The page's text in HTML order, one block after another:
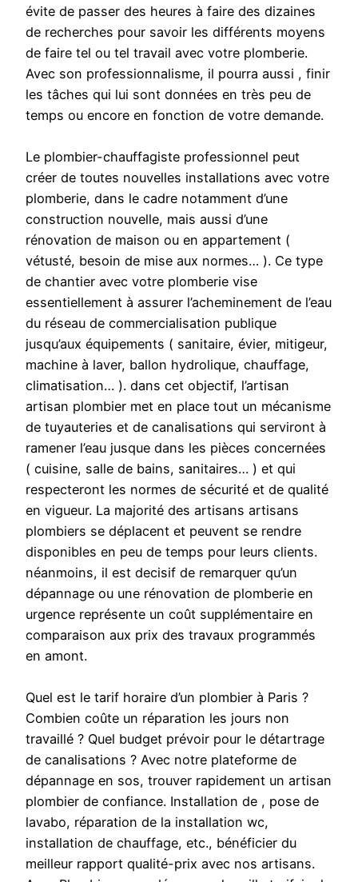
évite de passer des heures à faire des dizaines
de recherches pour savoir les différents moyens
de faire tel ou tel travail avec votre plomberie.
Avec son professionnalisme, il pourra aussi , finir
les tâches qui lui sont données en très peu de
temps ou encore en fonction de votre demande.
Le plombier-chauffagiste professionnel peut
créer de toutes nouvelles installations avec votre
plomberie, dans le cadre notamment d’une
construction nouvelle, mais aussi d’une
rénovation de maison ou en appartement (
vétusté, besoin de mise aux normes… ). Ce type
de chantier avec votre plomberie vise
essentiellement à assurer l’acheminement de l’eau
du réseau de commercialisation publique
jusqu’aux équipements ( sanitaire, évier, mitigeur,
machine à laver, ballon hydrolique, chauffage,
climatisation… ). dans cet objectif, l’artisan
artisan plombier met en place tout un mécanisme
de tuyauteries et de canalisations qui serviront à
ramener l’eau jusque dans les pièces concernées
( cuisine, salle de bains, sanitaires… ) et qui
respecteront les normes de sécurité et de qualité
en vigueur. La majorité des artisans artisans
plombiers se déplacent et peuvent se rendre
disponibles en peu de temps pour leurs clients.
néanmoins, il est decisif de remarquer qu’un
dépannage ou une rénovation de plomberie en
urgence représente un coût supplémentaire en
comparaison aux prix des travaux programmés
en amont.
Quel est le tarif horaire d’un plombier à Paris ?
Combien coûte un réparation les jours non
travaillé ? Quel budget prévoir pour le détartrage
de canalisations ? Avec notre plateforme de
dépannage en sos, trouver rapidement un artisan
plombier de confiance. Installation de , pose de
lavabo, réparation de la installation wc,
installation de chauffage, etc., bénéficier du
meilleur rapport qualité-prix avec nos artisans.